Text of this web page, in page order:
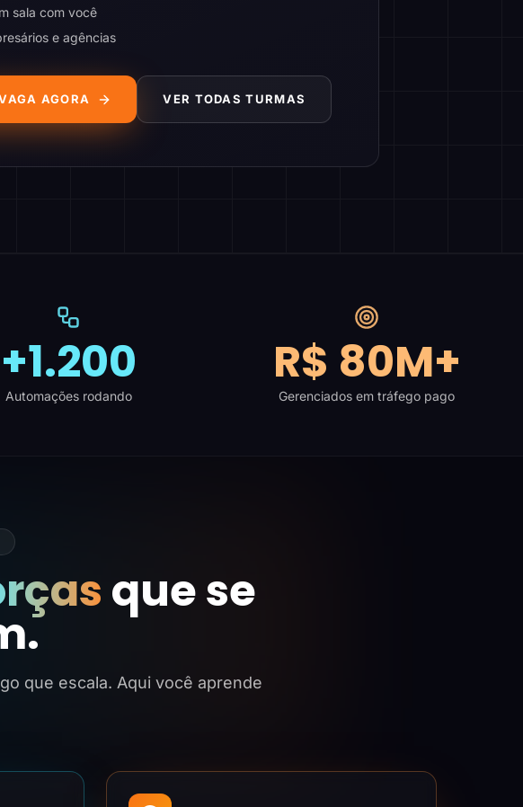
sala com você
e agências
AGORA VER TODAS TURMAS
+1.200
Automações rodando
R$ 80M+
Gerenciados em tráfego pago
que se
que escala. Aqui você aprende